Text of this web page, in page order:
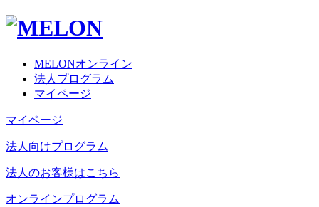
MELONオンライン
法人プログラム
マイページ
マイページ
法人向けプログラム
法人のお客様はこちら
オンラインプログラム